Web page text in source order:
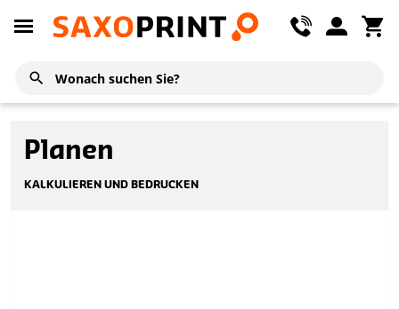
Planen
KALKULIEREN UND BEDRUCKEN